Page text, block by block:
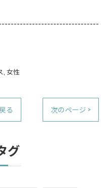
女性
る 次のページ >
グ